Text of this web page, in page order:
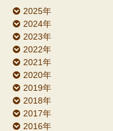
2025年
2024年
2023年
2022年
2021年
2020年
2019年
2018年
2017年
2016年